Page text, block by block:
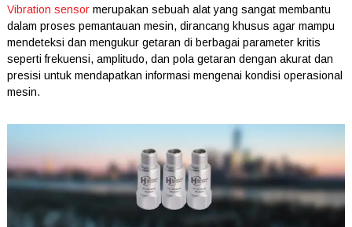
Vibration sensormerupakan sebuah alat yang sangat membantu
dalam proses pemantauan mesin, dirancang khusus agar mampu
mendeteksi dan mengukur getaran di berbagai parameter kritis
seperti frekuensi, amplitudo, dan pola getaran dengan akurat dan
presisi untuk mendapatkan informasi mengenai kondisi operasional
mesin.